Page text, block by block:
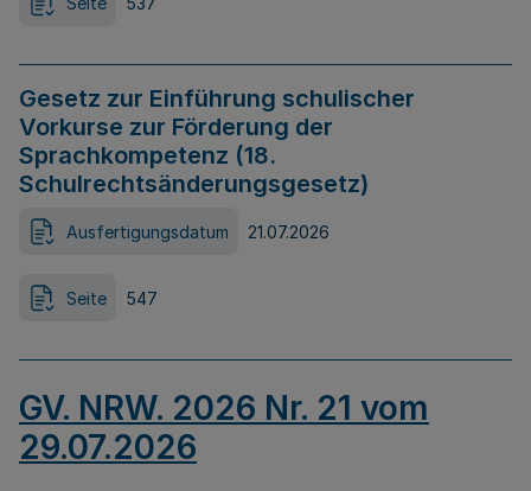
Gesetz zur Einführung schulischer
Vorkurse zur Förderung der
Sprachkompetenz (18.
Schulrechtsänderungsgesetz)
Ausfertigungsdatum 21.07.2026
Seite 547
GV. NRW. 2026 Nr. 21 vom
29.07.2026